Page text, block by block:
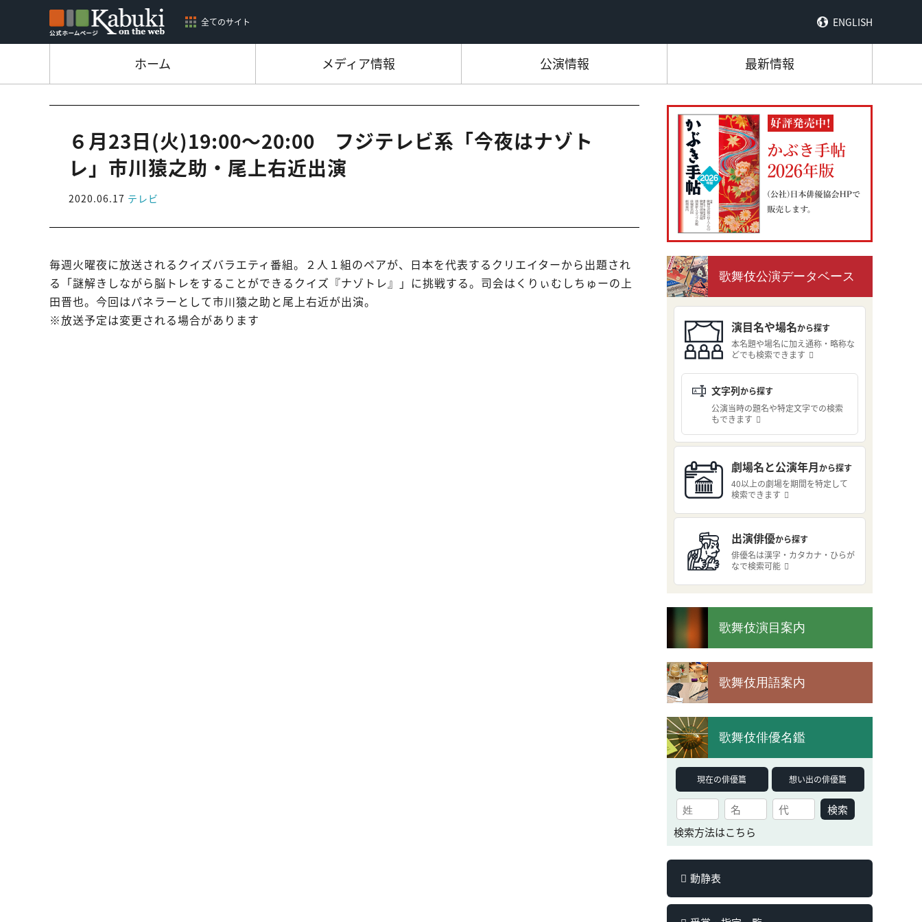
全てのサイト ENGLISH
ホーム メディア情報 公演情報 最新情報
６月23日(火)19:00～20:00 フジテレビ系「今夜はナゾト
レ」市川猿之助・尾上右近出演
2020.06.17 テレビ
毎週火曜夜に放送されるクイズバラエティ番組。２人１組のペアが、日本を代表するクリエイターから出題され
る「謎解きしながら脳トレをすることができるクイズ『ナゾトレ』」に挑戦する。司会はくりぃむしちゅーの上
田晋也。今回はパネラーとして市川猿之助と尾上右近が出演。
※放送予定は変更される場合があります
歌舞伎公演データベース
演目名や場名から探す
本名題や場名に加え通称・略称な
どでも検索できます
文字列から探す
公演当時の題名や特定文字での検索
もできます
劇場名と公演年月から探す
40以上の劇場を期間を特定して
検索できます
出演俳優から探す
俳優名は漢字・カタカナ・ひらが
なで検索可能
歌舞伎演目案内
歌舞伎用語案内
歌舞伎俳優名鑑
現在の俳優篇 想い出の俳優篇
検索
検索方法はこちら
動静表